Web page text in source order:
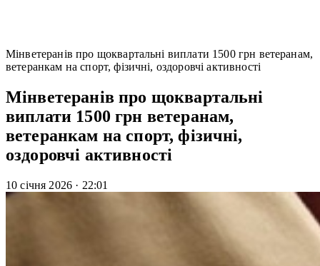
Мінветеранів про щоквартальні виплати 1500 грн ветеранам,
ветеранкам на спорт, фізичні, оздоровчі активності
Мінветеранів про щоквартальні
виплати 1500 грн ветеранам,
ветеранкам на спорт, фізичні,
оздоровчі активності
10 січня 2026 · 22:01